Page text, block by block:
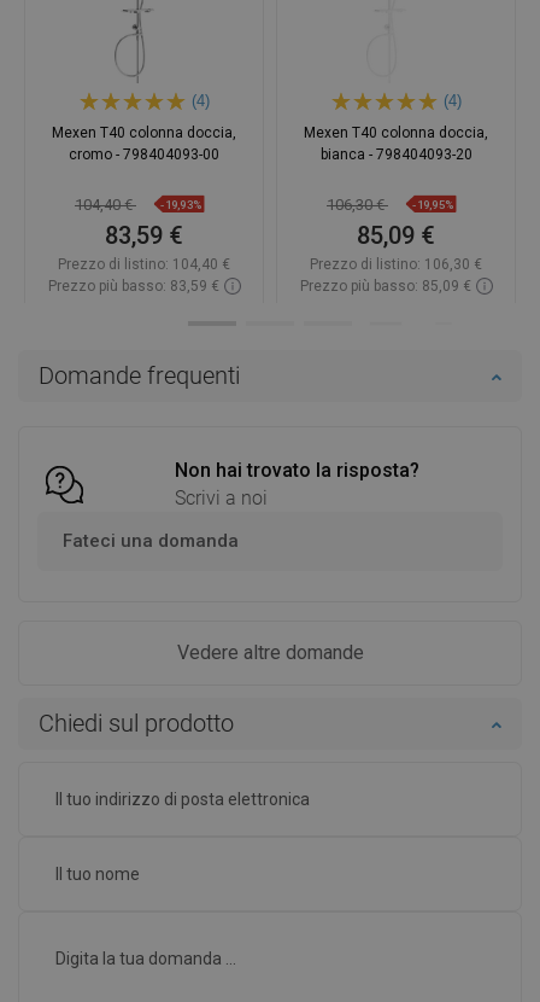
Domande frequenti
Non hai trovato la risposta?
Scrivi a noi
Fateci una domanda
Vedere altre domande
Chiedi sul prodotto
(4)
Mexen T40 colonna doccia,
cromo - 798404093-00
104,40 € -19,93%
83,59 €
Prezzo di listino: 104,40 €
Prezzo più basso: 83,59 €
(4)
Mexen T40 colonna doccia,
bianca - 798404093-20
106,30 € -19,95%
85,09 €
Prezzo di listino: 106,30 €
Prezzo più basso: 85,09 €